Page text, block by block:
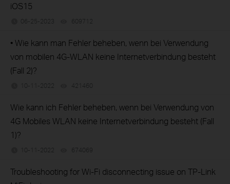
iOS15
06-25-2023 609712
• Wie kann man Fehler beheben, wenn bei Verwendung
von mobilen 4G-WLAN keine Internetverbindung besteht
(Fall 2)?
10-11-2022 421460
Wie kann ich Fehler beheben, wenn bei Verwendung von
4G Mobiles WLAN keine Internetverbindung besteht (Fall
1)?
10-11-2022 674069
Troubleshooting for Wi-Fi disconnecting issue on TP-Link